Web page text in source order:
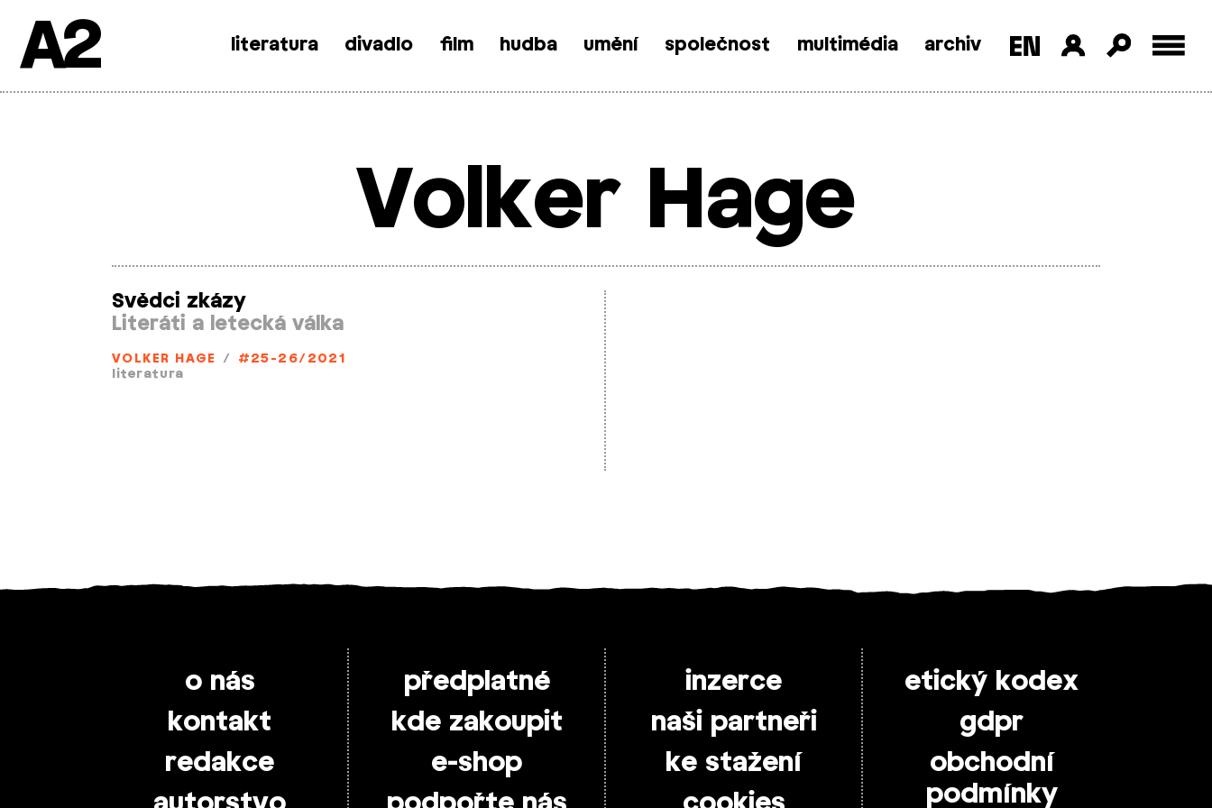
SkipA2 literatura divadlo film hudba umění společnost multimédia archiv
Volker Hage
Svědci zkázy
Literáti a letecká válka
VOLKER HAGE /
#25-26/2021
literatura
o nás
kontakt
redakce
předplatné
kde zakoupit
e-shop
inzerce
naši partneři
ke stažení
etický kodex
gdpr
obchodní
podmínky